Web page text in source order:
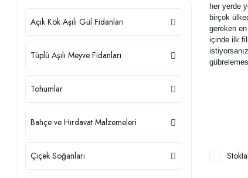
Açık Kök Aşılı Gül Fidanları
Tüplü Aşılı Meyve Fidanları
Tohumlar
Bahçe ve Hırdavat Malzemeleri
Çiçek Soğanları
her yerde
birçok
gereken
içinde ilk